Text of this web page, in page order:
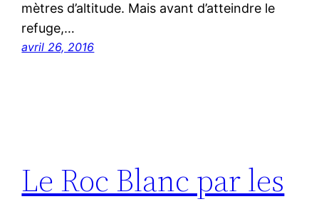
mètres d’altitude. Mais avant d’atteindre le
refuge,…
avril 26, 2016
Le Roc Blanc par les